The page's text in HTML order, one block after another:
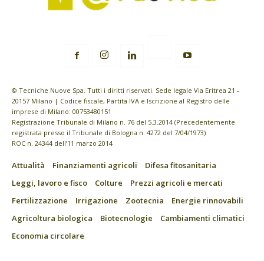
© Tecniche Nuove Spa. Tutti i diritti riservati. Sede legale Via Eritrea 21 -
20157 Milano | Codice fiscale, Partita IVA e Iscrizione al Registro delle
imprese di Milano: 00753480151
Registrazione Tribunale di Milano n. 76 del 5.3.2014 (Precedentemente
registrata presso il Tribunale di Bologna n. 4272 del 7/04/1973)
ROC n. 24344 dell’11 marzo 2014
Attualità Finanziamenti agricoli
Difesa fitosanitaria
Leggi, lavoro e fisco
Colture
Prezzi agricoli e mercati
Fertilizzazione
Irrigazione Zootecnia
Energie rinnovabili
Agricoltura biologica
Biotecnologie
Cambiamenti climatici
Economia circolare